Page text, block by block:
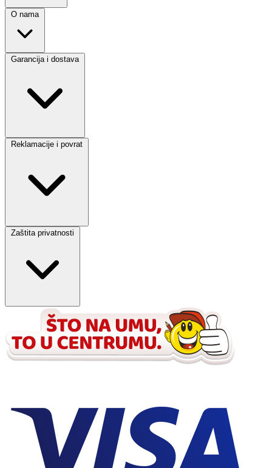
O nama
Garancija i dostava
Reklamacije i povrat
Zaštita privatnosti